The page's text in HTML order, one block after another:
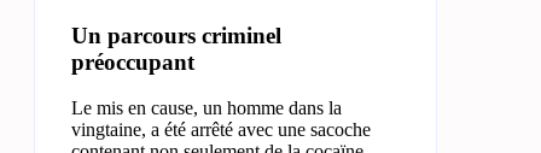
Un parcours criminel
préoccupant
Le mis en cause, un homme dans la
vingtaine, a été arrêté avec une sacoche